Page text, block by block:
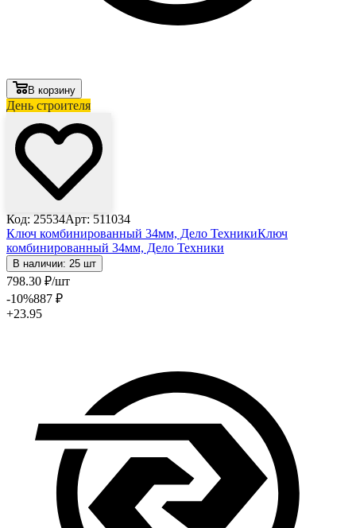
В корзину
День строителя
Код: 25534Арт: 511034
Ключ комбинированный 34мм, Дело ТехникиКлюч
комбинированный 34мм, Дело Техники
В наличии: 25 шт
798.30 ₽/шт
-10%887 ₽
+23.95